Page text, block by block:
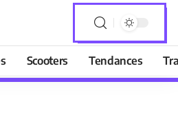
Scooters Tendances